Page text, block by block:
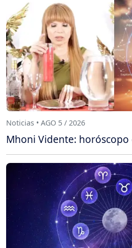
Noticias • AGO 5 / 2026
Mhoni Vidente: